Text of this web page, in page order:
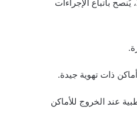
للحد من انتشار متحور XEC، يُنصح باتباع الإجراءات
ذات تهوية جيدة.
عند الخروج للأماكن